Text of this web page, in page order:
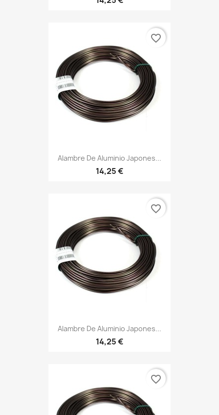
Alambre De Aluminio Japones...
14,25 €
favorite_border
Alambre De Aluminio Japones...
14,25 €
favorite_border
favorite_border